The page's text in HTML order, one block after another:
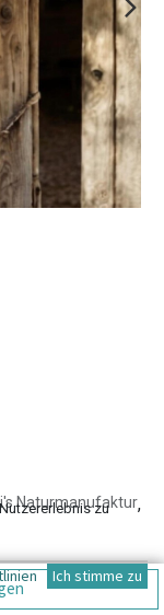
Naturmanufaktur,
zu
Ich stimme zu